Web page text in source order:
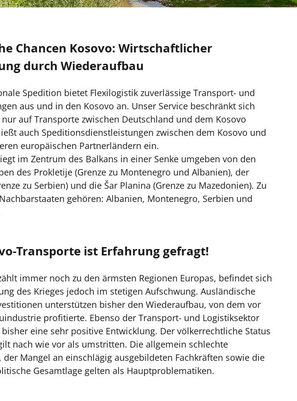
Chancen Kosovo: Wirtschaftlicher
durch Wiederaufbau
Spedition bietet Flexilogistik zuverlässige Transport- und
aus und in den Kosovo an. Unser Service beschränkt sich
auf Transporte zwischen Deutschland und dem Kosovo
auch Speditionsdienstleistungen zwischen dem Kosovo und
europäischen Partnerländern ein.
im Zentrum des Balkans in einer Senke umgeben von den
des Prokletije (Grenze zu Montenegro und Albanien), der
zu Serbien) und die Šar Planina (Grenze zu Mazedonien). Zu
gehören: Albanien, Montenegro, Serbien und
Transporte ist Erfahrung gefragt!
immer noch zu den ärmsten Regionen Europas, befindet sich
des Krieges jedoch im stetigen Aufschwung. Ausländische
unterstützen bisher den Wiederaufbau, von dem vor
profitierte. Ebenso der Transport- und Logistiksektor
eine sehr positive Entwicklung. Der völkerrechtliche Status
nach wie vor als umstritten. Die allgemein schlechte
Mangel an einschlägig ausgebildeten Fachkräften sowie die
Gesamtlage gelten als Hauptproblematiken.